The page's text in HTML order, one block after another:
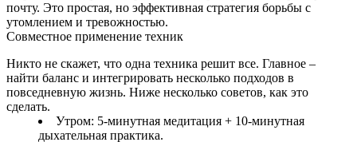
почту. Это простая, но эффективная стратегия борьбы с
утомлением и тревожностью.
Совместное применение техник
Никто не скажет, что одна техника решит все. Главное –
найти баланс и интегрировать несколько подходов в
повседневную жизнь. Ниже несколько советов, как это
сделать.
Утром: 5‑минутная медитация + 10‑минутная
дыхательная практика.